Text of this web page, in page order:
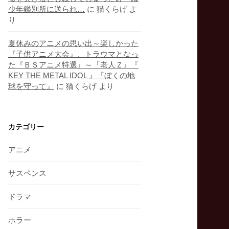
少年鑑別所に送られ… に 猫くらげ よ
り
夏休みのアニメの思い出～楽しかった
『子供アニメ大会』、トラウマとなっ
た『ＢＳアニメ特選』～『老人Ｚ』『
KEY THE METAL IDOL 』『ぼくの地
球を守って』
に 猫くらげ より
カテゴリー
アニメ
サスペンス
ドラマ
ホラー